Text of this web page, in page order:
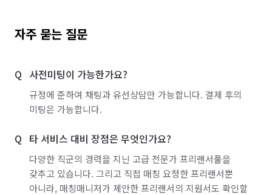
자주 묻는 질문
사전미팅이 가능한가요?
규정에 준하여 채팅과 유선상담만 가능합니다. 결제 후의
미팅은 가능합니다.
타 서비스 대비 장점은 무엇인가요?
다양한 직군의 경력을 지닌 고급 전문가 프리랜서풀을
갖추고 있습니다. 그리고 직접 매칭 요청한 프리랜서뿐
아니라, 매칭매니저가 제안한 프리랜서의 지원서도 확인할